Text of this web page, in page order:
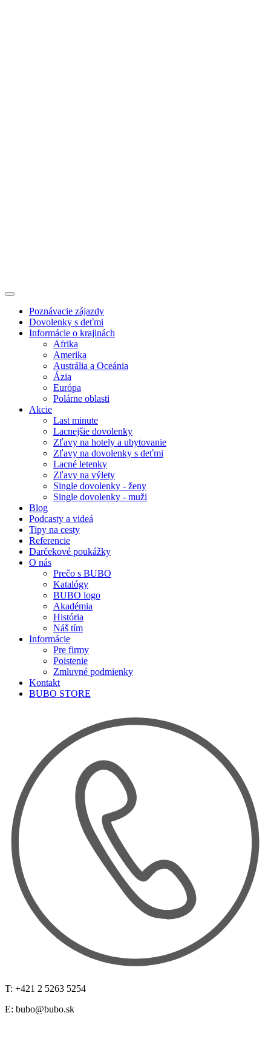
Poznávacie zájazdy
Dovolenky s deťmi
Informácie o krajinách
Afrika
Amerika
Austrália a Oceánia
Ázia
Európa
Polárne oblasti
Akcie
Last minute
Lacnejšie dovolenky
Zľavy na hotely a ubytovanie
Zľavy na dovolenky s deťmi
Lacné letenky
Zľavy na výlety
Single dovolenky - ženy
Single dovolenky - muži
Blog
Podcasty a videá
Tipy na cesty
Referencie
Darčekové poukážky
O nás
Prečo s BUBO
Katalógy
BUBO logo
Akadémia
História
Náš tím
Informácie
Pre firmy
Poistenie
Zmluvné podmienky
Kontakt
BUBO STORE
T: +421 2 5263 5254
E: bubo@bubo.sk